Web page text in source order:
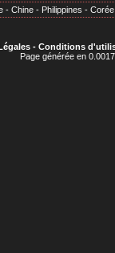
- Chine - Philippines - Corée
- Conditions
Page générée en